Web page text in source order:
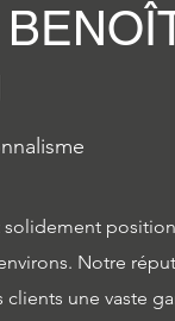
Notre
une vaste